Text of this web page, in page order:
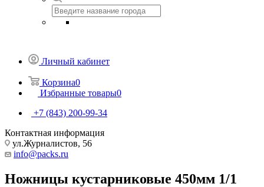
Личный кабинет
Корзина0
Избранные товары0
+7 (843) 200-99-34
Контактная информация
ул.Журналистов, 56
info@packs.ru
Ножницы кустарниковые 450мм 1/1